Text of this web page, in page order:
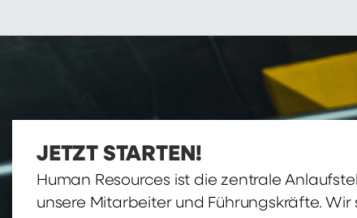
JETZT STARTEN!
Human Resources ist die zentrale
unsere Mitarbeiter und Führungskräfte. Wir